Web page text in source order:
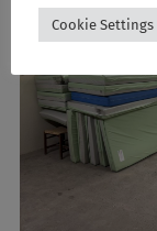
Cookie Settings